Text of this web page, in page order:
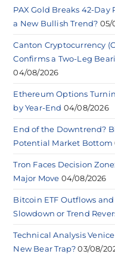
PAX Gold Breaks 42-
a New Bullish Trend? 05/
Canton Cryptocurrency
Confirms a Two-Leg
04/08/2026
Ethereum Options
by Year-End 04/08/2026
End of the Downtrend?
Potential Market Bottom
Tron Faces Decision
Major Move 04/08/2026
Bitcoin ETF Outflows
Slowdown or Trend
Technical Analysis
New Bear Trap? 03/08/